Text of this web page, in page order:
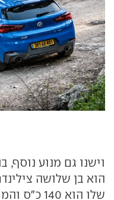
הוא בן שלושה